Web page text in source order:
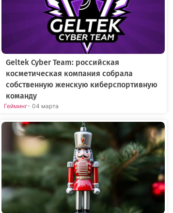
Geltek Cyber Team: российская
косметическая компания собрала
собственную женскую киберспортивную
команду
Гейминг- 04 марта